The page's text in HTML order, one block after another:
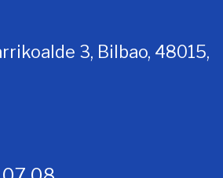
3, Bilbao, 48015,